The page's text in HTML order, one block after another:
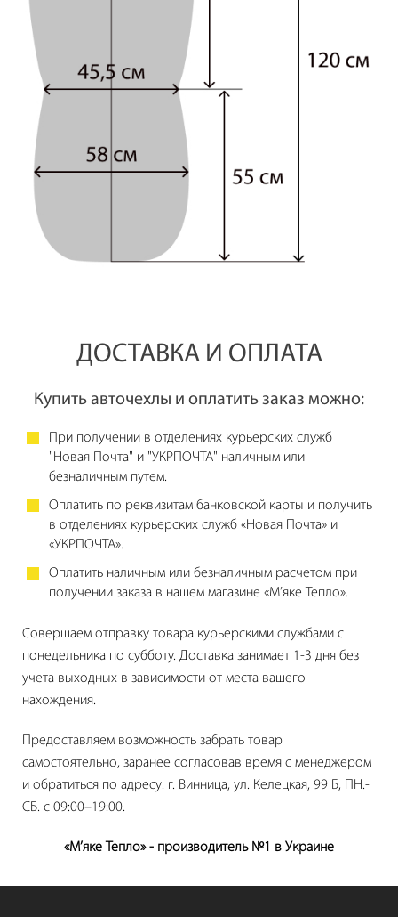
ДОСТАВКА И ОПЛАТА
Купить авточехлы и оплатить заказ можно:
При получении в отделениях курьерских служб
"Новая Почта" и "УКРПОЧТА" наличным или
безналичным путем.
Оплатить по реквизитам банковской карты и получить
в отделениях курьерских служб «Новая Почта» и
«УКРПОЧТА».
Оплатить наличным или безналичным расчетом при
получении заказа в нашем магазине «М’яке Тепло».
Совершаем отправку товара курьерскими службами с
понедельника по субботу. Доставка занимает 1-3 дня без
учета выходных в зависимости от места вашего
нахождения.
Предоставляем возможность забрать товар
самостоятельно, заранее согласовав время с менеджером
и обратиться по адресу: г. Винница, ул. Келецкая, 99 Б, ПН.-
СБ. с 09:00–19:00.
«М’яке Тепло» - производитель №1 в Украине